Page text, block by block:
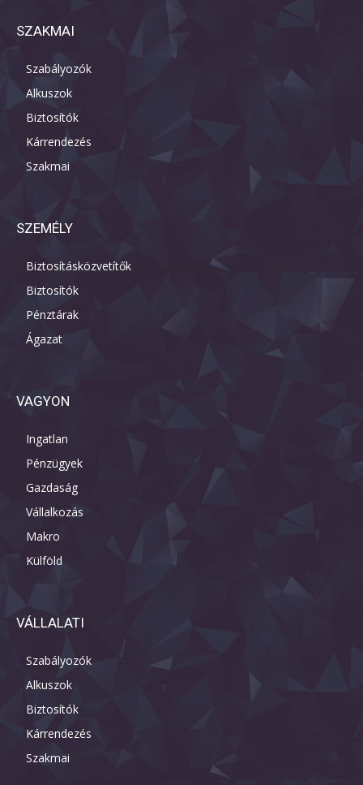
SZAKMAI
Szabályozók
Alkuszok
Biztosítók
Kárrendezés
Szakmai
SZEMÉLY
Biztosításközvetítők
Biztosítók
Pénztárak
Ágazat
VAGYON
Ingatlan
Pénzügyek
Gazdaság
Vállalkozás
Makro
Külföld
VÁLLALATI
Szabályozók
Alkuszok
Biztosítók
Kárrendezés
Szakmai